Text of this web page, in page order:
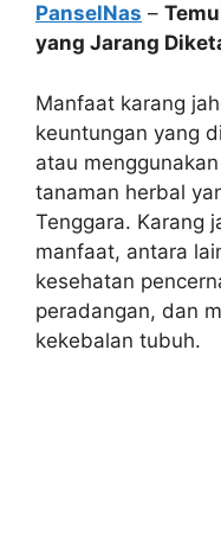
PanselNas –
yang Jarang
Manfaat karang
keuntungan yang
atau
tanaman herbal
Tenggara. Karang
manfaat, antara
kesehatan
peradangan, dan
kekebalan tubuh.